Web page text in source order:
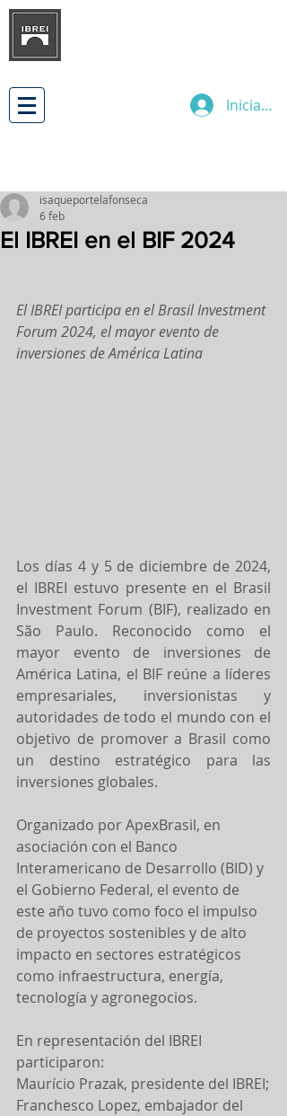
Iniciar
El IBREI en el BIF 2024
isaqueportelafonseca
6 feb
El IBREI participa en el Brasil Investment
Forum 2024, el mayor evento de
inversiones de América Latina
Los días 4 y 5 de diciembre de 2024,
el IBREI estuvo presente en el Brasil
Investment Forum (BIF), realizado en
São Paulo. Reconocido como el
mayor evento de inversiones de
América Latina, el BIF reúne a líderes
empresariales, inversionistas y
autoridades de todo el mundo con el
objetivo de promover a Brasil como
un destino estratégico para las
inversiones globales.
Organizado por ApexBrasil, en
asociación con el Banco
Interamericano de Desarrollo (BID) y
el Gobierno Federal, el evento de
este año tuvo como foco el impulso
de proyectos sostenibles y de alto
impacto en sectores estratégicos
como infraestructura, energía,
tecnología y agronegocios.
En representación del IBREI
participaron:
Maurício Prazak, presidente del IBREI;
Franchesco Lopez, embajador del